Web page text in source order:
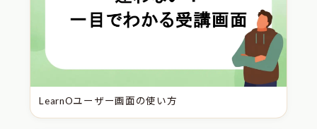
LearnOユーザー画面の使い方